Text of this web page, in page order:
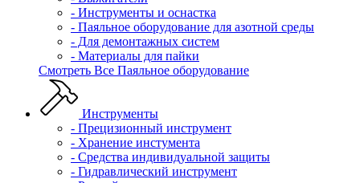
- Инструменты и оснастка
- Паяльное оборудование для азотной среды
- Для демонтажных систем
- Материалы для пайки
Смотреть Все Паяльное оборудование
Инструменты
- Прецизионный инструмент
- Хранение инстумента
- Средства индивидуальной защиты
- Гидравлический инструмент